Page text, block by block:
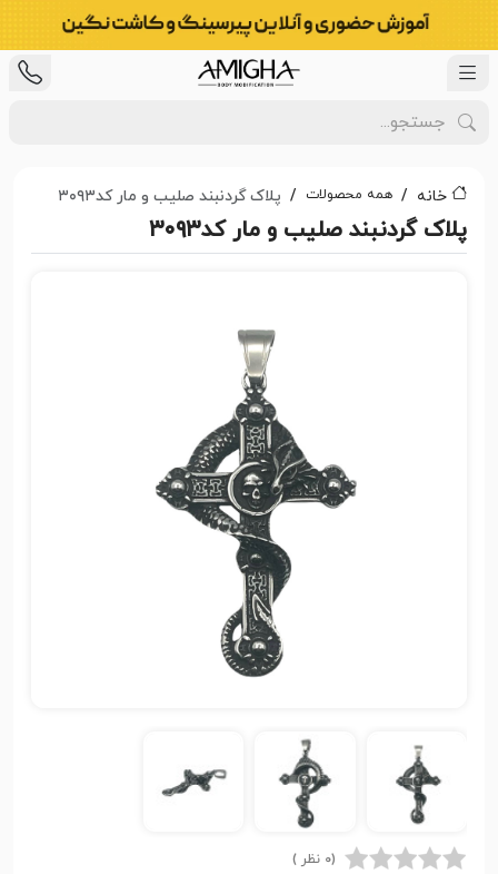
خانه همه محصولات پلاک گردنبند صلیب و مار کد۳۰۹۳
پلاک گردنبند صلیب و مار کد۳۰۹۳
(0 نظر )